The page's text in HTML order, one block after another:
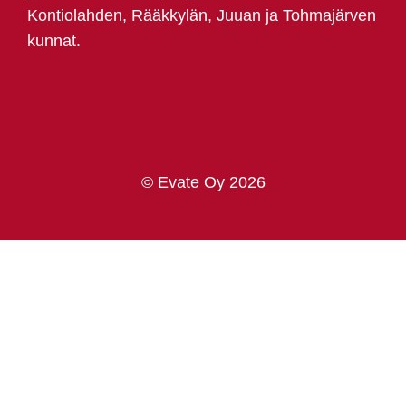
Kontiolahden, Rääkkylän, Juuan ja Tohmajärven
kunnat.
© Evate Oy 2026